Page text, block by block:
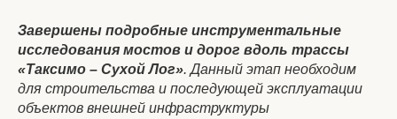
Завершены подробные инструментальные
исследования мостов и дорог вдоль трассы
«Таксимо – Сухой Лог». Данный этап необходим
для строительства и последующей эксплуатации
объектов внешней инфраструктуры